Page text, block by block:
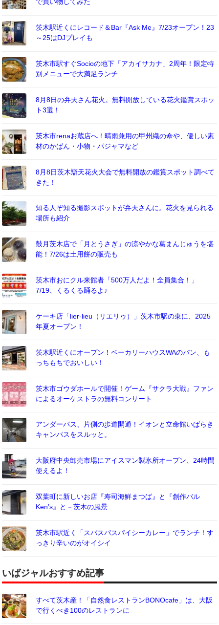
で買い物してみた
茨木駅近くにレコード＆Bar『Ask Me』7/23オープン！23
～25はDJプレイも
茨木市駅すぐSocioの地下「アカイサカナ」2周年！限定特
別メニューで大満足ランチ
8月8日の弁天さん花火。無料開放している花火鑑賞スポッ
ト3選！
茨木市renaお蔵店へ！晴雨兼用の甲州織の傘や、優しい素
材のかばん・小物・パジャマなど
8月8日茨木辯天花火大会で無料開放の鑑賞スポット調べて
きた！
知る人ぞ知る撮影スポットが弁天さんに。花火を見られる
場所も紹介
鼓月茨木店で「月とうさぎ」の涼やかな葛まんじゅうを堪
能！7/26は土用餅の販売も
茨木市おにクル来館者「500万人だよ！全員集合！」
7/19、くるくる踊るよ♪
ケーキ店「lier-lieu（リエリゥ）」茨木市駅の東に、2025
年夏オープン！
茨木駅近くにオープン！ベーカリーハウスWAのパン、も
っちもちでおいしい！
茨木市ゴウダホールで開催！ゲーム『サクラ大戦』ファン
によるオーケストラの無料コンサート
アンダーパス、片側の歩道開通！イオンと立命館いばらき
キャンパスをスルッと。
大阪府中央卸売市場にアイスマン製氷所オープン、24時間
使えるよ！
双葉町に新しいお店『寿司海鮮まつば』と『創作バル
Ken’s』と－茨木の風景
茨木市駅近く「スパスパスパイシーカレー」でランチ！す
っきり辛いのがオイシイ
いばジャルおすすめ記事
すべて茨木産！「自然食レストランBONOcafe」は、大阪
で行くべき100のレストランに